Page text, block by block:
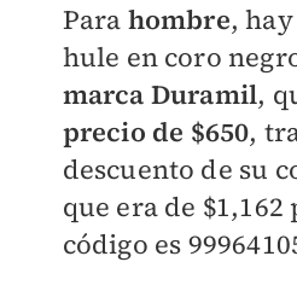
Para hombre,
hule en coro
marca Duramil,
precio de $650,
descuento de su
que era de $1,162
código es